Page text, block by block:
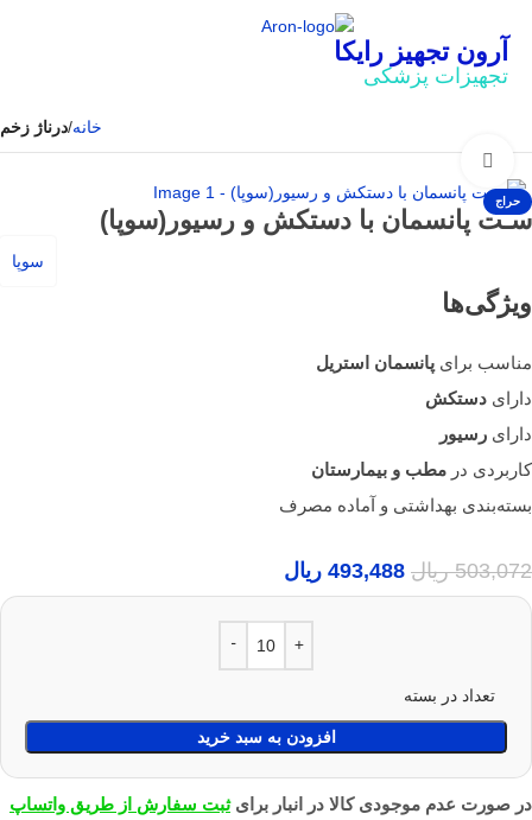
آرون تجهیز رایکا
تجهیزات پزشکی
خانه درناژ زخم
حراج
سـت پانسمان با دستکش و رسیور(سوپا)
سوپا
ویژگی‌ها
مناسب برای پانسمان استریل
دارای دستکش
دارای رسیور
کاربردی در مطب و بیمارستان
بسته‌بندی بهداشتی و آماده مصرف
503,072 ریال 493,488 ریال
تعداد در بسته
افزودن به سبد خرید
در صورت عدم موجودی کالا در انبار برایثبت سفارش از طریق واتساپ